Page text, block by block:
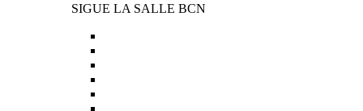
SIGUE LA SALLE BCN